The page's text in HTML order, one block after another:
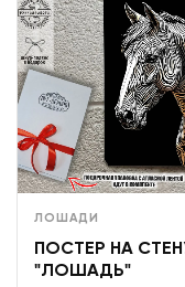
ЛОШАДИ
ПОСТЕР НА
"ЛОШАДЬ"